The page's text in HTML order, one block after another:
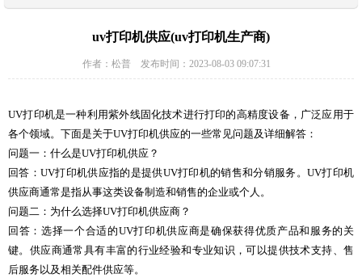
uv打印机供应(uv打印机生产商)
作者：松普 发布时间：2023-08-03 09:07:31
UV打印机是一种利用紫外线固化技术进行打印的高精度设备，广泛应用于
各个领域。下面是关于UV打印机供应的一些常见问题及详细解答：
问题一：什么是UV打印机供应？
回答：UV打印机供应指的是提供UV打印机的销售和分销服务。UV打印机
供应商通常是指从事这类设备制造和销售的企业或个人。
问题二：为什么选择UV打印机供应商？
回答：选择一个合适的UV打印机供应商是确保获得优质产品和服务的关
键。供应商通常具有丰富的行业经验和专业知识，可以提供技术支持、售
后服务以及相关配件供应等。